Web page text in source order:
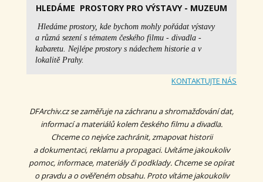
HLEDÁME PROSTORY PRO VÝSTAVY - MUZEUM
Hledáme prostory, kde bychom mohly pořádat výstavy
a různá sezení s tématem českého filmu - divadla -
kabaretu. Nejlépe prostory s nádechem historie a v
lokalitě Prahy.
KONTAKTUJTE NÁS
DFArchiv.cz se zaměřuje na záchranu a shromažďování dat,
informací a materiálů kolem českého filmu a divadla.
Chceme co nejvíce zachránit, zmapovat historii
a dokumentaci, reklamu a propagaci. Uvítáme jakoukoliv
pomoc, informace, materiály či podklady. Chceme se opírat
o pravdu a o ověřeném obsahu. Proto vítáme jakoukoliv